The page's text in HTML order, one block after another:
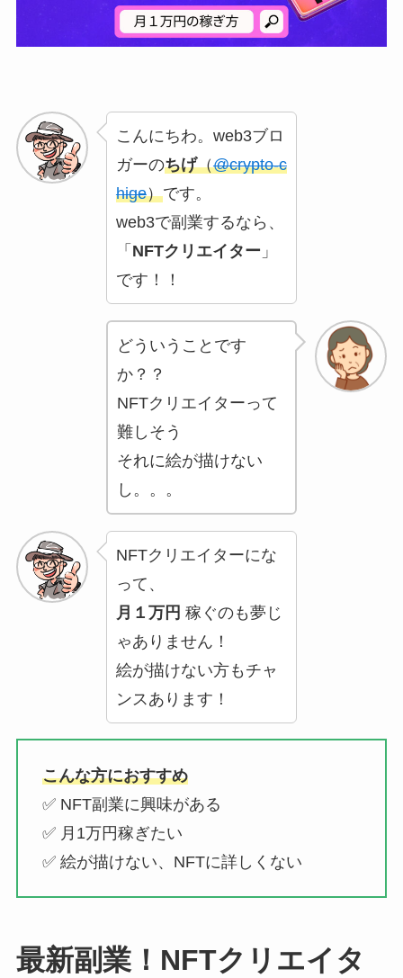
こんにちわ。web3ブロ
ガーのちげ（@crypto-c
hige）です。
web3で副業するなら、
「 NFTクリエイター 」
です！！
どういうことです
か？？
NFTクリエイターって
難しそう
それに絵が描けない
し。。。
NFTクリエイターにな
って、
月１万円 稼ぐのも夢じ
ゃありません！
絵が描けない方もチャ
ンスあります！
こんな方におすすめ
✅ NFT副業に興味がある
✅ 月1万円稼ぎたい
✅ 絵が描けない、NFTに詳しくない
最新副業！NFTクリエイタ